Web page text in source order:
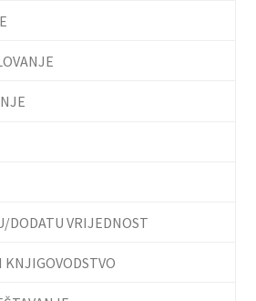
DODATU VRIJEDNOST
KNJIGOVODSTVO